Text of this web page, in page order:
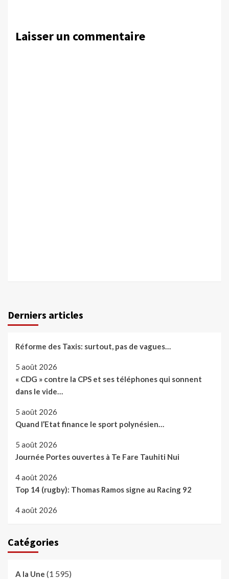
Laisser un commentaire
Derniers articles
Réforme des Taxis: surtout, pas de vagues…
5 août 2026
« CDG » contre la CPS et ses téléphones qui sonnent
dans le vide…
5 août 2026
Quand l’Etat finance le sport polynésien…
5 août 2026
Journée Portes ouvertes à Te Fare Tauhiti Nui
4 août 2026
Top 14 (rugby): Thomas Ramos signe au Racing 92
4 août 2026
Catégories
A la Une (1 595)